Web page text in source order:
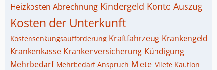
Heizkosten Abrechnung Kindergeld Konto Auszug
Kosten der Unterkunft
Kostensenkungsaufforderung Kraftfahrzeug Krankengeld
Krankenkasse Krankenversicherung Kündigung
Mehrbedarf Mehrbedarf Anspruch Miete Miete Kaution